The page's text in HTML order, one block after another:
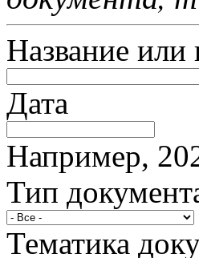
Название или
Дата
Например,
Тип
Тематика